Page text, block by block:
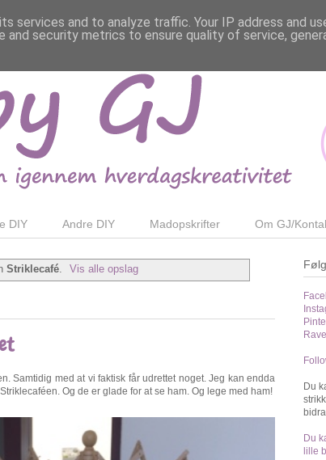
DIY Andre DIY Madopskrifter Om GJ/
Striklecafé. Vis alle opslag
Samtidig med at vi faktisk får udrettet noget. Jeg kan endda
Og de er glade for at se ham. Og lege med ham!
Du
Du
lille
services and to analyze traffic. Your IP address and
and security metrics to ensure quality of service,